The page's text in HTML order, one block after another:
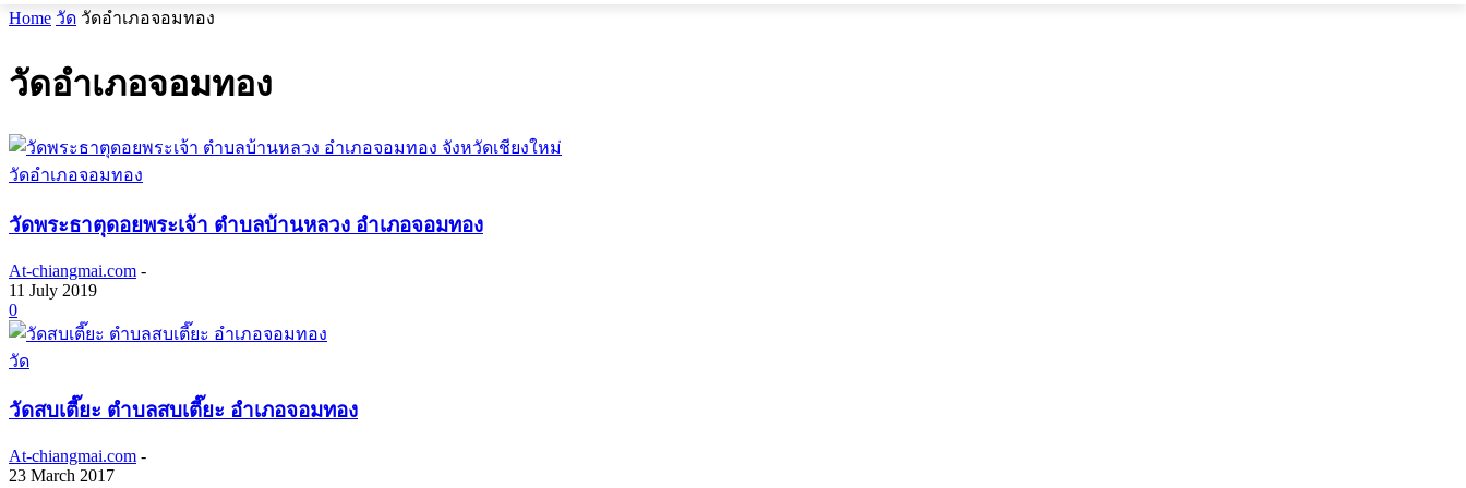
Home วัด วัดอำเภอจอมทอง
วัดอำเภอจอมทอง
วัดอำเภอจอมทอง
วัดพระธาตุดอยพระเจ้า ตำบลบ้านหลวง อำเภอจอมทอง
At-chiangmai.com -
11 July 2019
0
วัด
วัดสบเตี๊ยะ ตำบลสบเตี๊ยะ อำเภอจอมทอง
At-chiangmai.com -
23 March 2017